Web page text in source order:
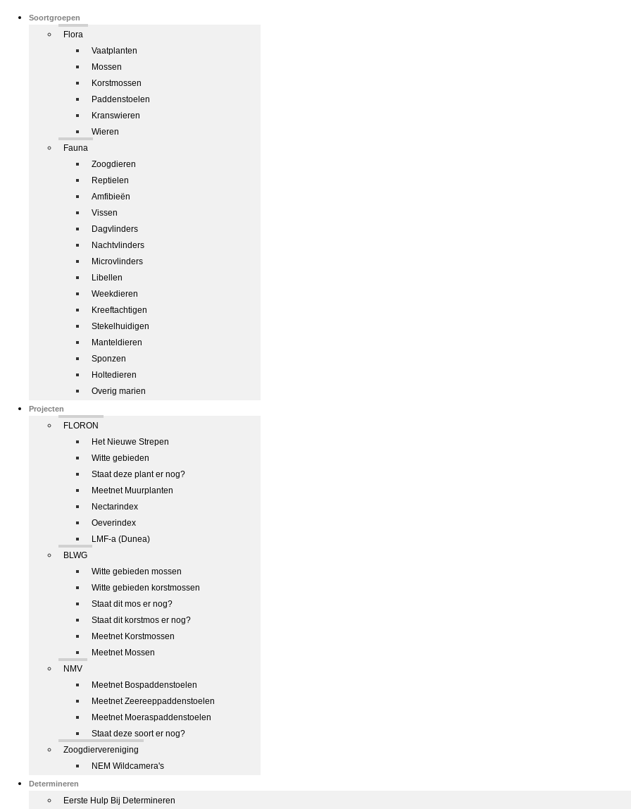
Soortgroepen
Flora
Vaatplanten
Mossen
Korstmossen
Paddenstoelen
Kranswieren
Wieren
Fauna
Zoogdieren
Reptielen
Amfibieën
Vissen
Dagvlinders
Nachtvlinders
Microvlinders
Libellen
Weekdieren
Kreeftachtigen
Stekelhuidigen
Manteldieren
Sponzen
Holtedieren
Overig marien
Projecten
FLORON
Het Nieuwe Strepen
Witte gebieden
Staat deze plant er nog?
Meetnet Muurplanten
Nectarindex
Oeverindex
LMF-a (Dunea)
BLWG
Witte gebieden mossen
Witte gebieden korstmossen
Staat dit mos er nog?
Staat dit korstmos er nog?
Meetnet Korstmossen
Meetnet Mossen
NMV
Meetnet Bospaddenstoelen
Meetnet Zeereeppaddenstoelen
Meetnet Moeraspaddenstoelen
Staat deze soort er nog?
Zoogdiervereniging
NEM Wildcamera's
Determineren
Eerste Hulp Bij Determineren